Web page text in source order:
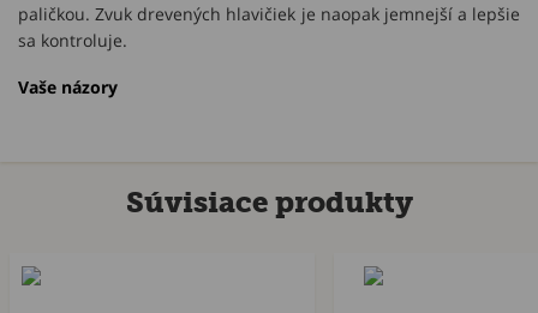
paličkou. Zvuk drevených hlavičiek je naopak jemnejší a lepšie
sa kontroluje.
Vaše názory
Súvisiace produkty